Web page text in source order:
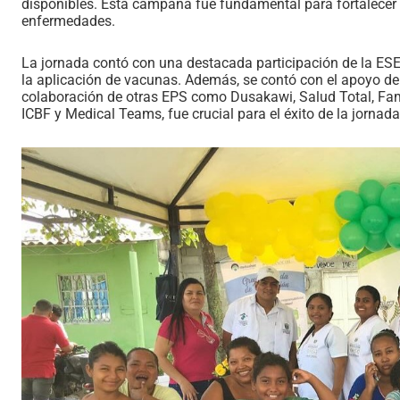
disponibles. Esta campaña fue fundamental para
enfermedades.
La jornada contó con una destacada participación de la
la aplicación de vacunas. Además, se contó con el apoyo
colaboración de otras EPS como Dusakawi, Salud Total,
ICBF y Medical Teams, fue crucial para el éxito de la